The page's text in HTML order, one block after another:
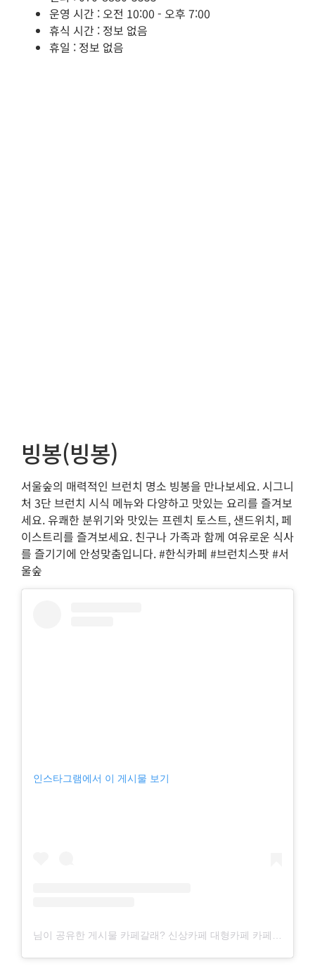
운영 시간 : 오전 10:00 - 오후 7:00
휴식 시간 : 정보 없음
휴일 : 정보 없음
빙봉(빙봉)
서울숲의 매력적인 브런치 명소 빙봉을 만나보세요. 시그니
처 3단 브런치 시식 메뉴와 다양하고 맛있는 요리를 즐겨보
세요. 유쾌한 분위기와 맛있는 프렌치 토스트, 샌드위치, 페
이스트리를 즐겨보세요. 친구나 가족과 함께 여유로운 식사
를 즐기기에 안성맞춤입니다. #한식카페 #브런치스팟 #서
울숲
인스타그램에서 이 게시물 보기